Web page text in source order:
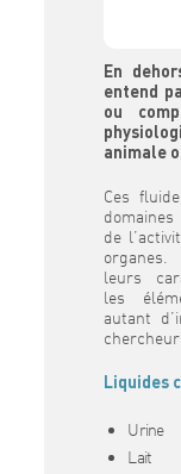
En
entend
ou
animale
Ces
de
organes.
leurs
les
autant
chercheur.
Liquides
Urine
Lait